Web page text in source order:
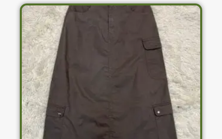
variantes.
Las
opciones
se
pueden
elegir
página
de
producto